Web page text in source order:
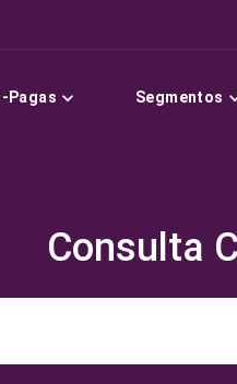
Pagas Segmentos
Consulta